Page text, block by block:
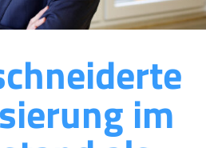
im